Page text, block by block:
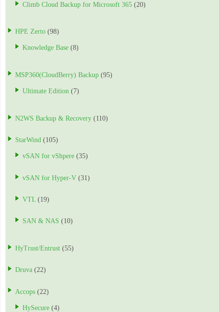
Climb Cloud Backup for Microsoft 365 (20)
HPE Zerto (98)
Knowledge Base (8)
MSP360(CloudBerry) Backup (95)
Ultimate Edition (7)
N2WS Backup & Recovery (110)
StarWind (105)
vSAN for vShpere (35)
vSAN for Hyper-V (31)
VTL (19)
SAN & NAS (10)
HyTrust/Entrust (55)
Druva (22)
Accops (22)
HySecure (4)